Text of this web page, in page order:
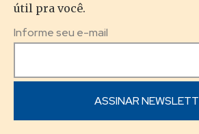
útil pra você.
Informe seu e-mail